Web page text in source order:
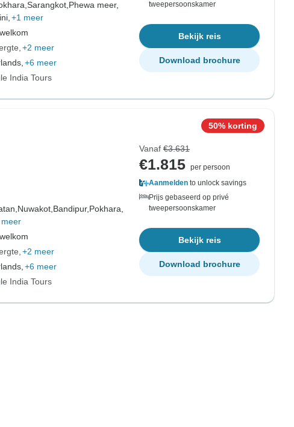
Sarangkot, Phewa meer,
+1 meer
+2 meer
+6 meer
India Tours
tweepersoonskamer
Bekijk reis
Download brochure
Nuwakot, Bandipur, Pokhara,
+2 meer
+6 meer
India Tours
50% korting
Vanaf €3.631
€1.815 per persoon
Aanmelden to unlock savings
Prijs gebaseerd op privé
tweepersoonskamer
Bekijk reis
Download brochure